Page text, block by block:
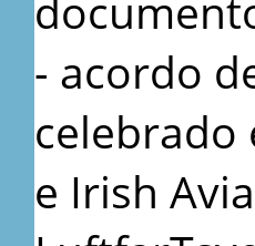
- acordo
celebrado
e Irish